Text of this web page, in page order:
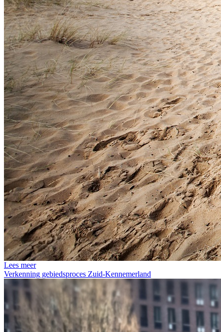
Lees meer
Verkenning gebiedsproces Zuid-Kennemerland